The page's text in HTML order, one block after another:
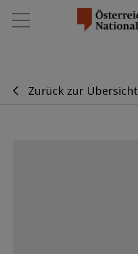
Zurück zur Übersicht